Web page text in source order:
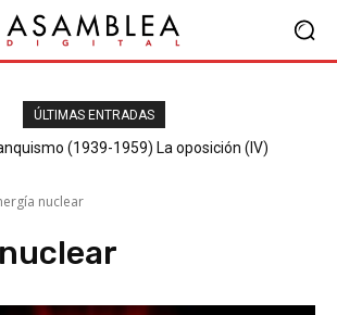
ÚLTIMAS ENTRADAS
(1939-1959) La oposición (IV)
nuclear